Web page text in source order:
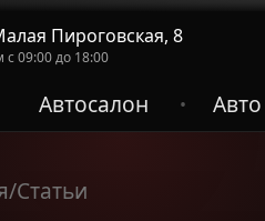
Пироговская, 8
09:00 до 18:00
Автосалон
•
/Статьи